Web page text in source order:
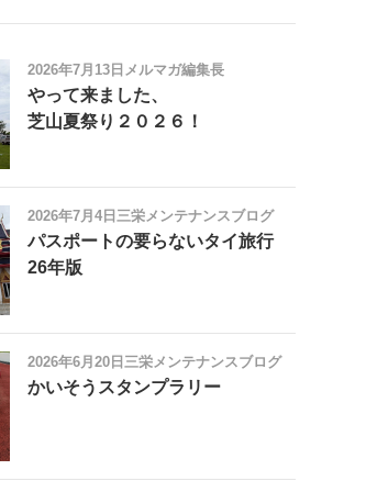
2026年7月13日 メルマガ編集長
やって来ました、
芝山夏祭り２０２６！
2026年7月4日 三栄メンテナンスブログ
パスポートの要らないタイ旅行
26年版
2026年6月20日 三栄メンテナンスブログ
かいそうスタンプラリー